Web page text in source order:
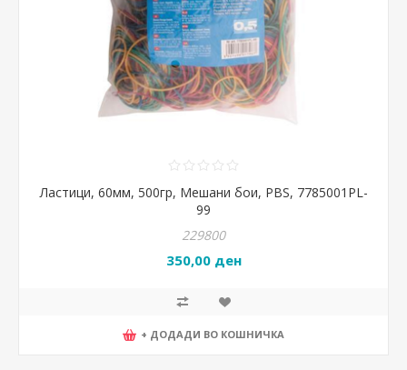
Ластици, 60мм, 500гр, Мешани бои, PBS, 7785001PL-
99
229800
350,00 ден
+ ДОДАДИ ВО КОШНИЧКА